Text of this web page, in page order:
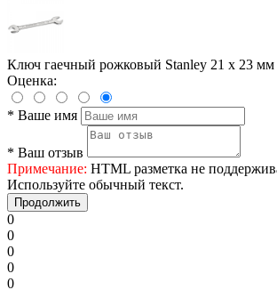
Ключ гаечный рожковый Stanley 21 x 23
Оценка:
* Ваше имя
* Ваш отзыв
Примечание: HTML разметка не
Используйте обычный текст.
Продолжить
0
0
0
0
0